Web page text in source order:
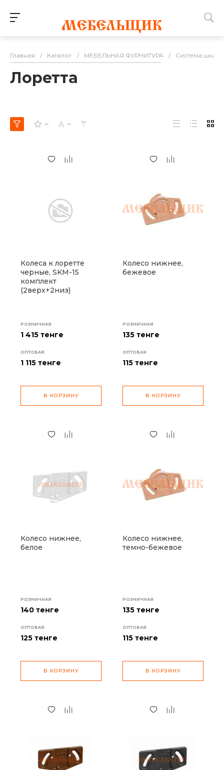
Главная / Каталог / МЕБЕЛЬНАЯ ФУРНИТУРА / Система
Лоретта
Колеса к лоретте
черные, SKM-15
комплект
(2верх+2низ)
РОЗНИЧНАЯ
1 415 тенге
ОПТОВАЯ
1 115 тенге
В КОРЗИНУ
Колесо нижнее,
бежевое
РОЗНИЧНАЯ
135 тенге
ОПТОВАЯ
115 тенге
В КОРЗИНУ
Колесо нижнее,
белое
РОЗНИЧНАЯ
140 тенге
ОПТОВАЯ
125 тенге
В КОРЗИНУ
Колесо нижнее,
темно-бежевое
РОЗНИЧНАЯ
135 тенге
ОПТОВАЯ
115 тенге
В КОРЗИНУ